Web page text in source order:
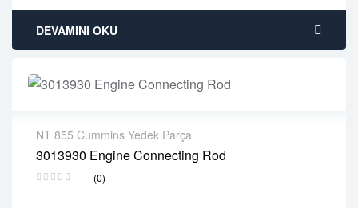
DEVAMINI OKU
NT 855 Cummins Yedek Parça
3013930 Engine Connecting Rod
(0)
2 years warranty
Delivery time: 1-2 business days